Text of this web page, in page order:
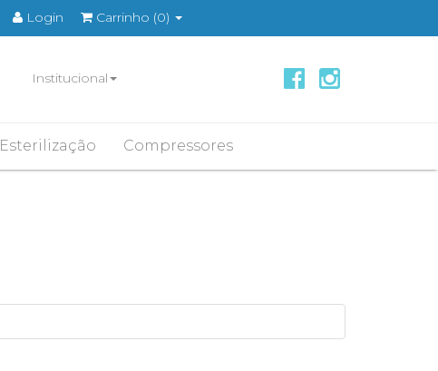
Login Carrinho (0)
Institucional
Esterilização Compressores